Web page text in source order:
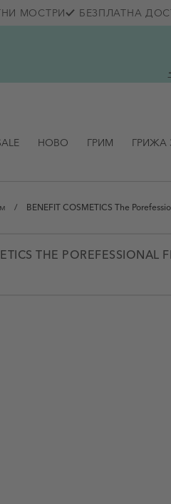
МОСТРИ
БЕЗПЛАТНА
НОВО ГРИМ ГРИЖА
/ BENEFIT COSMETICS The
THE